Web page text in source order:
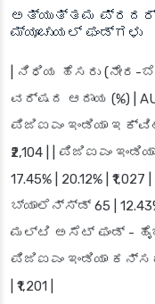
ಅತ್ಯುತ್ತಮ
ಮ್ಯೂಚುಯಲ್ ಫಂಡ್‌ಗಳು
| ನಿಧಿಯ ಹೆಸರು (ನೇರ-
ವರ್ಷದ ಆದಾಯ (%) |
ಪಿಜಿಐಎಂ ಇಂಡಿಯಾ ಇಕ್ವಿಟಿ
₹2,104 | | ಪಿಜಿಐಎಂ
17.45% | 20.12% |
ಬ್ಯಾಲೆನ್ಸ್ಡ್ 65 |
ಮಲ್ಟಿ ಅಸೆಟ್ ಫಂಡ್ - ಹೈಬ್ರಿಡ್
ಪಿಜಿಐಎಂ ಇಂಡಿಯಾ
| ₹1,201 |